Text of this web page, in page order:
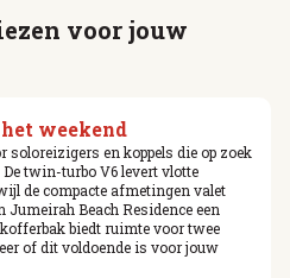
voor jouw
weekend
soloreizigers en koppels die op zoek
twin-turbo V6 levert vlotte
de compacte afmetingen valet
Beach Residence een
biedt ruimte voor twee
of dit voldoende is voor jouw